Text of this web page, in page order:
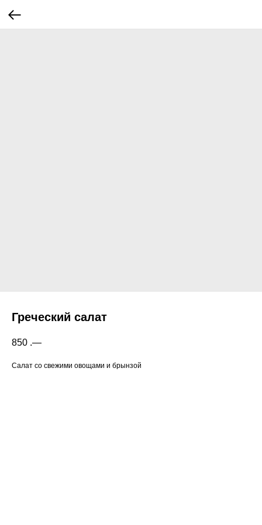
Греческий салат
850 .—
Салат со свежими овощами и брынзой